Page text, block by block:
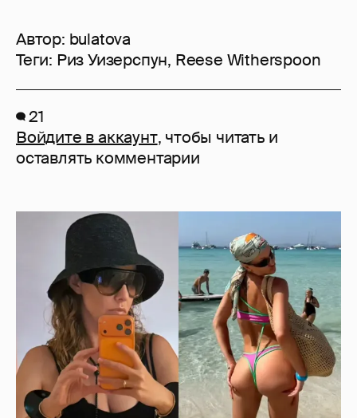
Автор: bulatova
Теги: Риз Уизерспун, Reese Witherspoon
21
Войдите в аккаунт, чтобы читать и
оставлять комментарии